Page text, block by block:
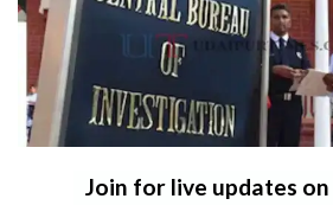
Join for live updates on